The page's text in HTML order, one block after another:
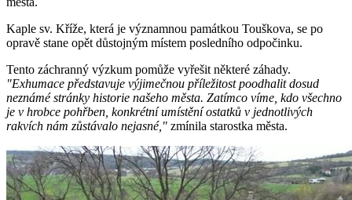
Kaple sv. Kříže, která je významnou památkou Touškova, se po
opravě stane opět důstojným místem posledního odpočinku.
Tento záchranný výzkum pomůže vyřešit některé záhady.
"Exhumace představuje výjimečnou příležitost poodhalit dosud
neznámé stránky historie našeho města. Zatímco víme, kdo všechno
je v hrobce pohřben, konkrétní umístění ostatků v jednotlivých
rakvích nám zůstávalo nejasné," zmínila starostka města.